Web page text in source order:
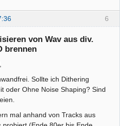
6
von Wav aus div.
brennen
Sollte ich Dithering
oder Ohne Noise Shaping? Sind
mal anhand von Tracks aus